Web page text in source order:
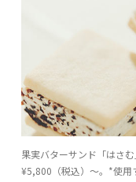
果実バターサンド「はさ
¥5,800（税込）～。*使用